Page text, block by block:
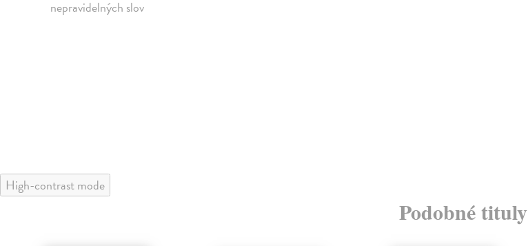
nepravidelných slov
High-contrast mode
Podobné tituly